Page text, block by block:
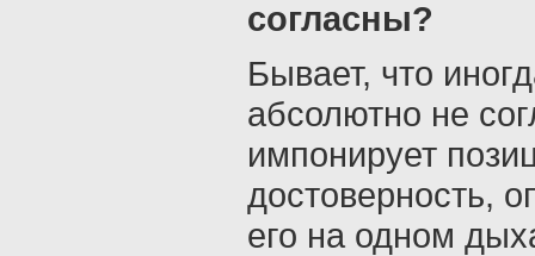
согласны?
Бывает, что
абсолютно не
импонирует
достоверность,
его на одном